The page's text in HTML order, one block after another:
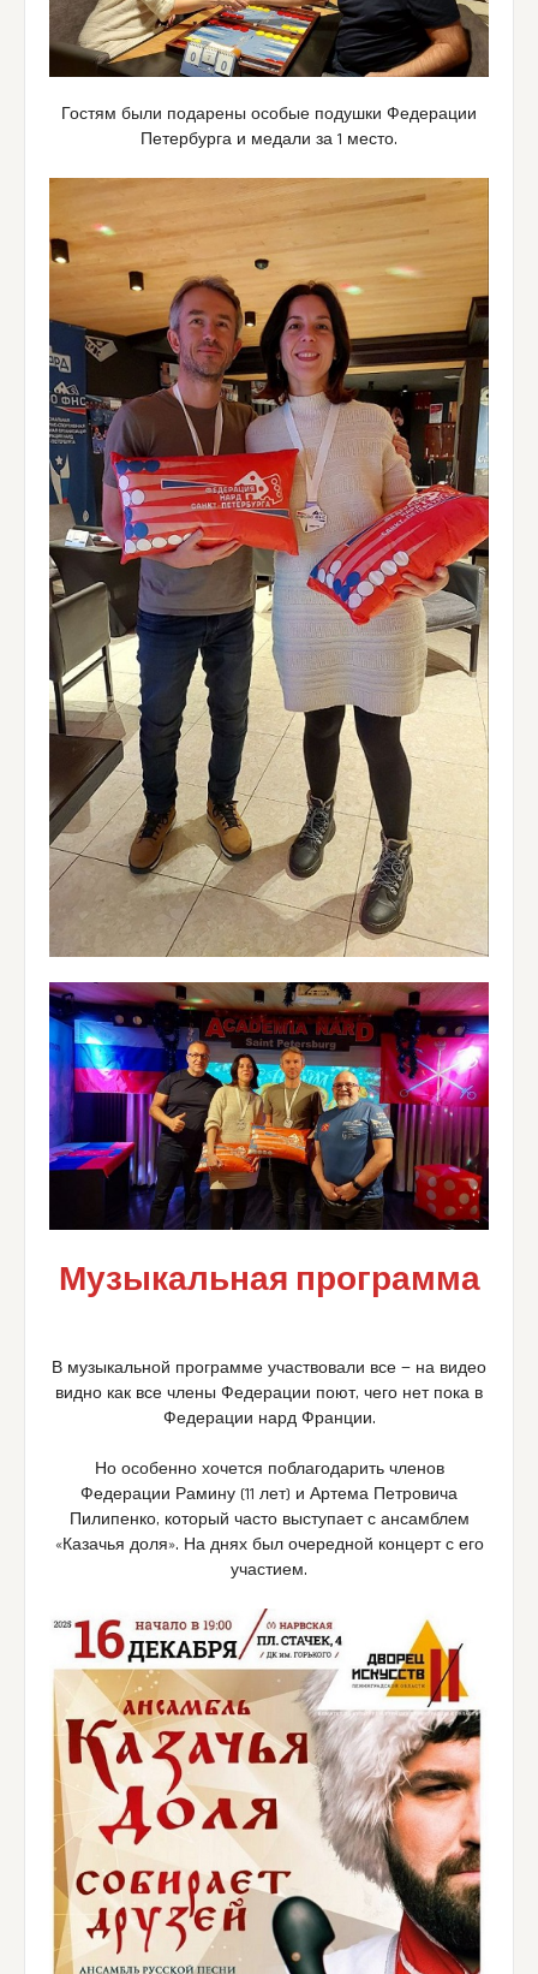
Гостям были подарены особые подушки Федерации
Петербурга и медали за 1 место.
Музыкальная программа
В музыкальной программе участвовали все — на видео
видно как все члены Федерации поют, чего нет пока в
Федерации нард Франции.
Но особенно хочется поблагодарить членов
Федерации Рамину (11 лет) и Артема Петровича
Пилипенко, который часто выступает с ансамблем
«Казачья доля». На днях был очередной концерт с его
участием.